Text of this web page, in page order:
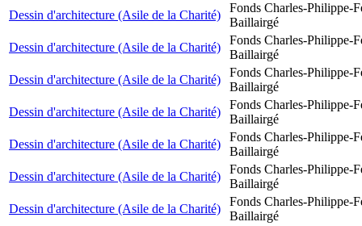
Dessin d'architecture (Asile de la Charité)
Fonds Charles-Philippe-
Baillairgé
Dessin d'architecture (Asile de la Charité)
Fonds Charles-Philippe-
Baillairgé
Dessin d'architecture (Asile de la Charité)
Fonds Charles-Philippe-
Baillairgé
Dessin d'architecture (Asile de la Charité)
Fonds Charles-Philippe-
Baillairgé
Dessin d'architecture (Asile de la Charité)
Fonds Charles-Philippe-
Baillairgé
Dessin d'architecture (Asile de la Charité)
Fonds Charles-Philippe-
Baillairgé
Dessin d'architecture (Asile de la Charité)
Fonds Charles-Philippe-
Baillairgé